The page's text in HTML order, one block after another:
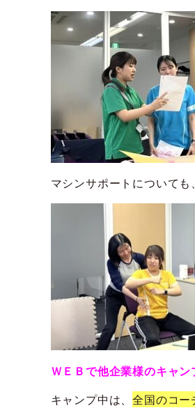
マシンサポートについて
ＷＥＢで他企業様のキャ
キャンプ中は、全国のコー